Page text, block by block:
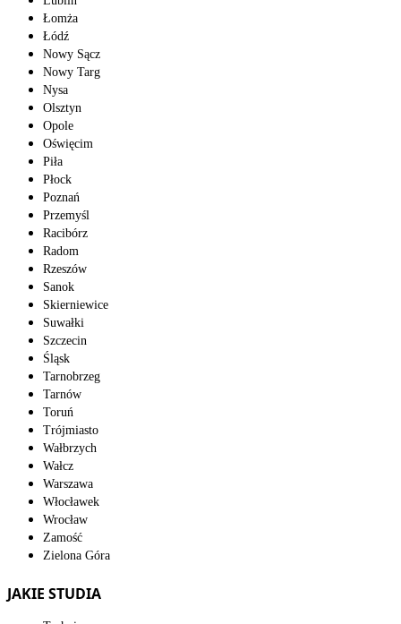
Łomża
Łódź
Nowy Sącz
Nowy Targ
Nysa
Olsztyn
Opole
Oświęcim
Piła
Płock
Poznań
Przemyśl
Racibórz
Radom
Rzeszów
Sanok
Skierniewice
Suwałki
Szczecin
Śląsk
Tarnobrzeg
Tarnów
Toruń
Trójmiasto
Wałbrzych
Wałcz
Warszawa
Włocławek
Wrocław
Zamość
Zielona Góra
JAKIE STUDIA